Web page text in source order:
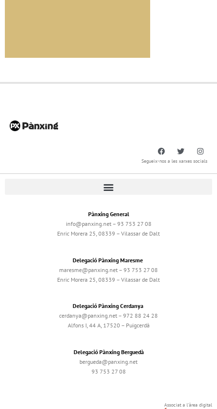
Segueix-nos a les xarxes socials
Pànxing General
info@panxing.net – 93 753 27 08
Enric Morera 25, 08339 – Vilassar de Dalt
Delegació Pànxing Maresme
maresme@panxing.net – 93 753 27 08
Enric Morera 25, 08339 – Vilassar de Dalt
Delegació Pànxing Cerdanya
cerdanya@panxing.net – 972 88 24 28
Alfons I, 44 A, 17520 – Puigcerdà
Delegació Pànxing Berguedà
bergueda@panxing.net
93 753 27 08
Associat a l'àrea digital